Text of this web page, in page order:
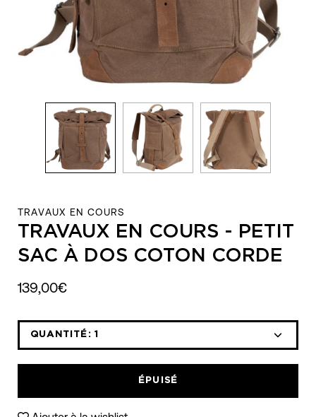
TRAVAUX EN COURS
TRAVAUX EN COURS - PETIT
SAC À DOS COTON CORDE
139,00€
QUANTITÉ: 1
ÉPUISÉ